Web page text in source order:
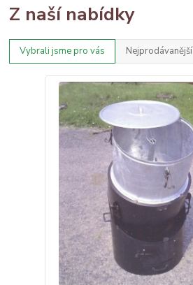
Z naší nabídky
Vybrali jsme pro vás Nejprodávanější